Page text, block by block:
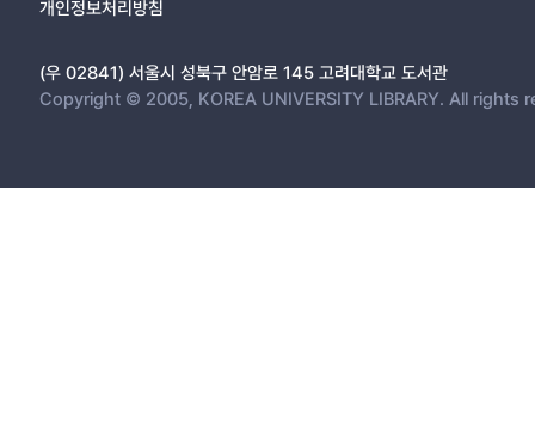
개인정보처리방침
(우 02841) 서울시 성북구 안암로 145 고려대학교 도서관
Copyright © 2005, KOREA UNIVERSITY LIBRARY. All rights